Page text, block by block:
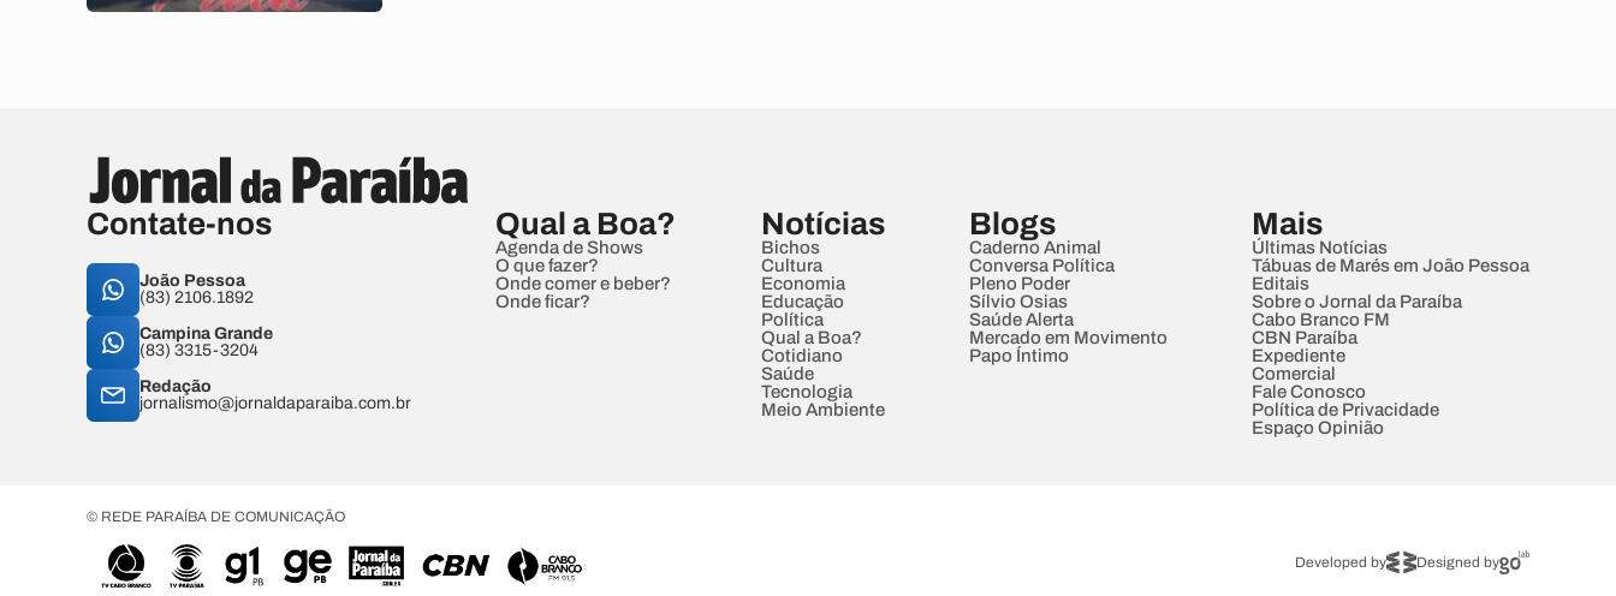
Contate-nos
João Pessoa
(83) 2106.1892
Campina Grande
(83) 3315-3204
Redação
jornalismo@jornaldaparaiba.com.br
Qual a Boa?
Agenda de Shows
O que fazer?
Onde comer e beber?
Onde ficar?
Notícias
Bichos
Cultura
Economia
Educação
Política
Qual a Boa?
Cotidiano
Saúde
Tecnologia
Meio Ambiente
Blogs
Caderno Animal
Conversa Política
Pleno Poder
Sílvio Osias
Saúde Alerta
Mercado em Movimento
Papo Íntimo
Mais
Últimas Notícias
Tábuas de Marés em João Pessoa
Editais
Sobre o Jornal da Paraíba
Cabo Branco FM
CBN Paraíba
Expediente
Comercial
Fale Conosco
Política de Privacidade
Espaço Opinião
© REDE PARAÍBA DE COMUNICAÇÃO
Developed by Designed by